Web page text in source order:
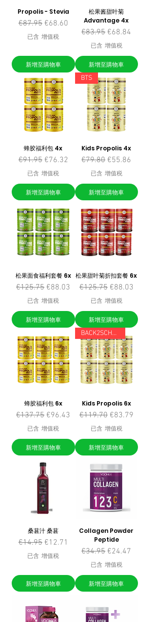
Propolis - Stevia
一般價格
€87.95 促銷價格
€68.60
已含 增值税
新增至購物車
松果酱甜叶菊
Advantage 4x
一般價格
€83.95 促銷價格
€68.84
已含 增值税
新增至購物車
蜂胶福利包 4x
一般價格
€91.95 促銷價格
€76.32
已含 增值税
新增至購物車
BTS
Kids Propolis 4x
一般價格
€79.80 促銷價格
€55.86
已含 增值税
新增至購物車
松果面食福利套餐 6x
一般價格
€125.75 促銷價格
€88.03
已含 增值税
新增至購物車
松果甜叶菊折扣套餐 6x
一般價格
€125.75 促銷價格
€88.03
已含 增值税
新增至購物車
蜂胶福利包 6x
一般價格
€137.75 促銷價格
€96.43
已含 增值税
新增至購物車
BACK2SCHOOL
Kids Propolis 6x
一般價格
€119.70 促銷價格
€83.79
已含 增值税
新增至購物車
桑葚汁 桑葚
一般價格
€14.95 促銷價格
€12.71
已含 增值税
新增至購物車
Collagen Powder
Peptide
一般價格
€34.95 促銷價格
€24.47
已含 增值税
新增至購物車